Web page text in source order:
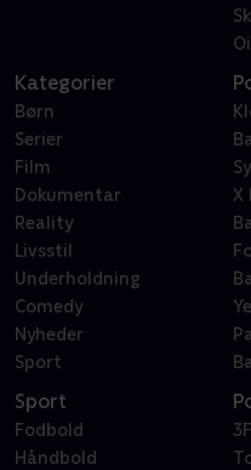
Kategorier
Børn
Serier
Film
Dokumentar
Reality
Livsstil
Underholdning
Comedy
Nyheder
Sport
X
Sport
Fodbold
Håndbold